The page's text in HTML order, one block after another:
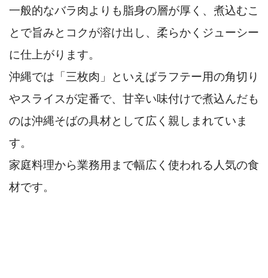
一般的なバラ肉よりも脂身の層が厚く、煮込むこ
とで旨みとコクが溶け出し、柔らかくジューシー
に仕上がります。
沖縄では「三枚肉」といえばラフテー用の角切り
やスライスが定番で、甘辛い味付けで煮込んだも
のは沖縄そばの具材として広く親しまれていま
す。
家庭料理から業務用まで幅広く使われる人気の食
材です。